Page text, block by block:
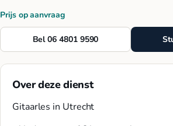
Prijs op aanvraag
Bel 06 4801 9590
Over deze dienst
Gitaarles in Utrecht